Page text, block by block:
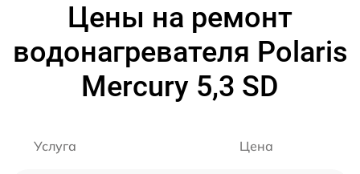
Цены на ремонт
водонагревателя Polaris
Mercury 5,3 SD
Услуга Цена